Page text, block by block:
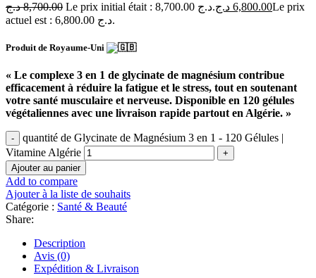
8,700.00 د.ج Le prix initial était : 8,700.00 د.ج. 6,800.00 د.ج
Le prix
actuel est : 6,800.00 د.ج.
Produit de Royaume-Uni
« Le complexe 3 en 1 de glycinate de magnésium contribue
efficacement à réduire la fatigue et le stress, tout en soutenant
votre santé musculaire et nerveuse. Disponible en 120 gélules
végétaliennes avec une livraison rapide partout en Algérie. »
quantité de Glycinate de Magnésium 3 en 1 - 120 Gélules |
Vitamine Algérie
Ajouter au panier
Add to compare
Ajouter à la liste de souhaits
Catégorie : Santé & Beauté
Share:
Description
Avis (0)
Expédition & Livraison